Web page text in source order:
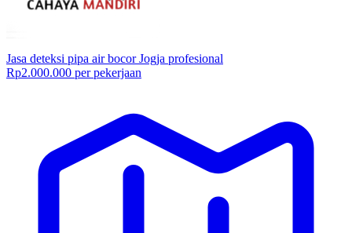
Jasa deteksi pipa air bocor Jogja profesional
Rp2.000.000 per pekerjaan